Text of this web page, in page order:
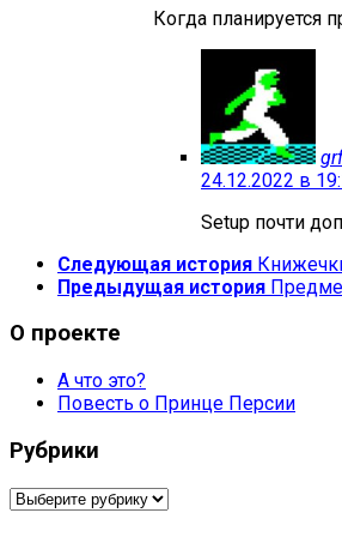
Когда планируется
grf
24.12.2022 в
Setup почти
Следующая история
Предыдущая история
О проекте
А что это?
Повесть о Принце Персии
Рубрики
Рубрики